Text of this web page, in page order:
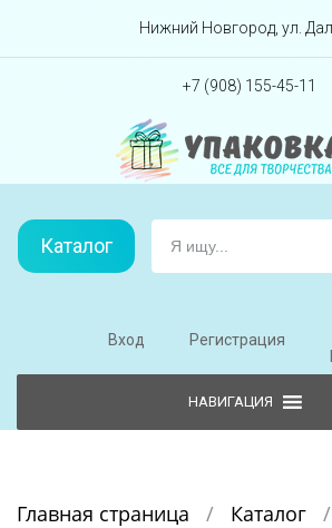
Перейти
Нижний Новгород, ул.
+7 (908) 155-45-11
Каталог
Вход Регистрация
Главная страница / Каталог /